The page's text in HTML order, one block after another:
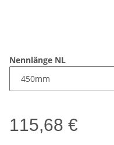
Nennlänge NL
115,68 €